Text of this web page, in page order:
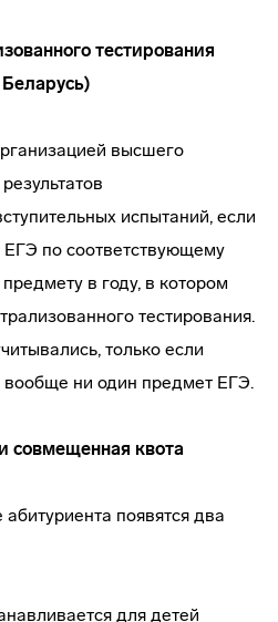
тестирования
высшего
испытаний, если
по соответствующему
в году, в котором
тестирования.
только если
ни один предмет ЕГЭ.
совмещенная квота
появятся два
для детей